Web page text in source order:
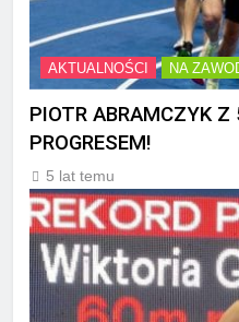
AKTUALNOŚCI NA
PIOTR ABRAMCZYK Z
PROGRESEM!
5 lat temu